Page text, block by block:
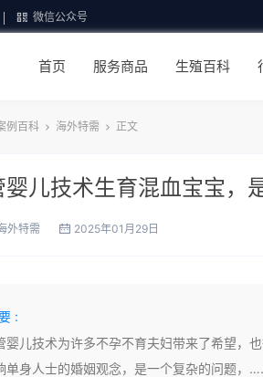
微信公众号
首页 服务商品 生殖百科
例百科 海外特需 正文
婴儿技术生育混血宝宝，
外特需 2025年01月29日
:
婴儿技术为许多不孕不育夫妇带来了希望，
单身人士的婚姻观念，是一个复杂的问题，